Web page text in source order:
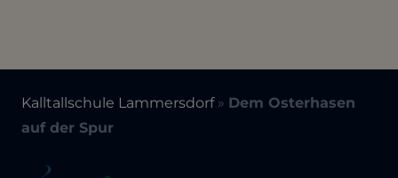
Kalltallschule Lammersdorf» Dem Osterhasen
auf der Spur